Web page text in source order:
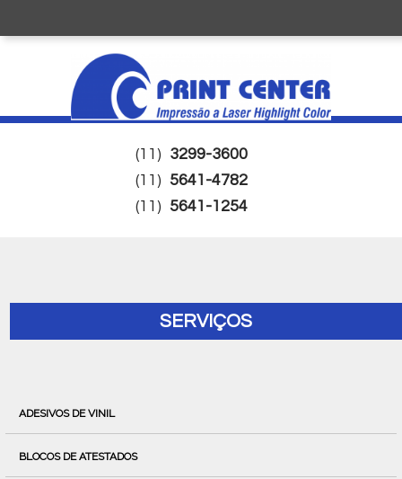
(11) 3299-3600
(11) 5641-4782
(11) 5641-1254
SERVIÇOS
ADESIVOS DE VINIL
BLOCOS DE ATESTADOS